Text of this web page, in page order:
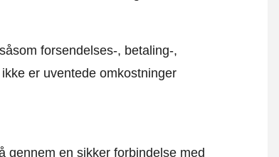
forsendelses-, betaling-,
er uventede omkostninger
gennem en sikker forbindelse med